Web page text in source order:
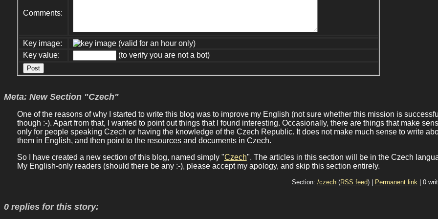
Comments:
Key image:
(valid for an hour only)
Key value:
(to verify you are not a bot)
Meta: New Section "Czech"
One of the reasons of why I started to write this blog was to improve my English (not sure whether this mission is
though :-). Apart from that, I wanted to point out things that I found interesting. Occasionally, there are things that make
only for people speaking Czech or having the knowledge of the Czech Republic. It does not make much sense to write
them in English, and then point to the resources and documents in Czech.
So I have created a new section of this blog, named simply "Czech". The articles in this section will be in the Czech
My English-only readers (should there be any :-), please accept my apology, and skip this section entirely.
Section: /czech(RSS feed) | Permanent link | 0
0 replies for this story: